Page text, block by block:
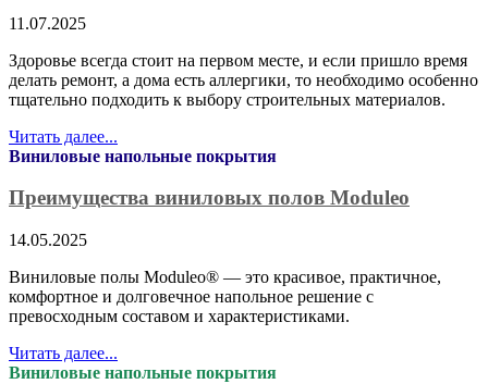
11.07.2025
Здоровье всегда стоит на первом месте, и если пришло время
делать ремонт, а дома есть аллергики, то необходимо особенно
тщательно подходить к выбору строительных материалов.
Читать далее...
Виниловые напольные покрытия
Преимущества виниловых полов Moduleo
14.05.2025
Виниловые полы Moduleo® — это красивое, практичное,
комфортное и долговечное напольное решение с
превосходным составом и характеристиками.
Читать далее...
Виниловые напольные покрытия